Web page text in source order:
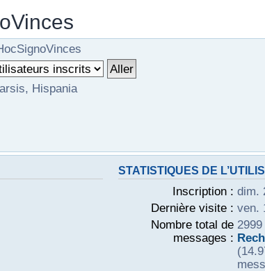
Hispania
STATISTIQUES DE
Inscription : dim.
Dernière visite : ven.
Nombre total de
messages :
2999